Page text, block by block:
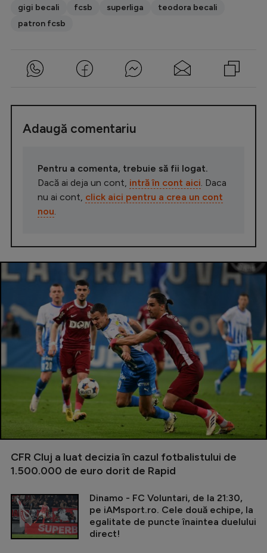
gigi becali fcsb superliga
teodora becali
patron fcsb
Adaugă comentariu
Pentru a comenta, trebuie să fii logat.
Dacă ai deja un cont, intră în cont aici. Daca
nu ai cont, click aici pentru a crea un cont
nou.
CFR Cluj a luat decizia în cazul fotbalistului de
1.500.000 de euro dorit de Rapid
Dinamo - FC Voluntari, de la 21:30,
pe iAMsport.ro. Cele două echipe, la
egalitate de puncte înaintea duelului
direct!